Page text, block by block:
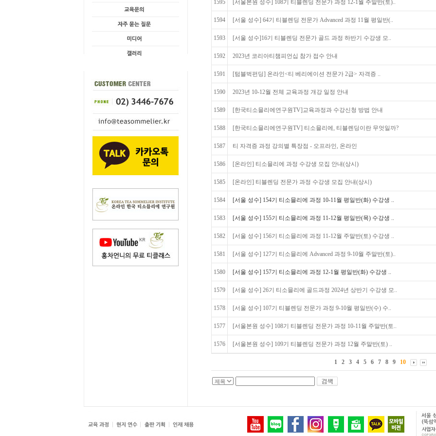
1595 [서울본원 성수] 108기 티블렌딩 전문가 과정 12-1월 주말반(토)..
1594 [서울 성수] 64기 티블렌딩 전문가 Advanced 과정 11월 평일반(..
1593 [서울 성수]16기 티블렌딩 전문가 골드 과정 하반기 수강생 모..
1592 2023년 코리아티챔피언십 참가 접수 안내
1591 [텀블벅펀딩] 온라인<티 베리에이션 전문가 2급> 자격증 ..
1590 2023년 10-12월 전체 교육과정 개강 일정 안내
1589 [한국티소믈리에연구원TV]교육과정과 수강신청 방법 안내
1588 [한국티소믈리에연구원TV] 티소믈리에, 티블렌딩이란 무엇일까?
1587 티 자격증 과정 강의별 특장점 - 오프라인, 온라인
1586 [온라인] 티소믈리에 과정 수강생 모집 안내(상시)
1585 [온라인] 티블렌딩 전문가 과정 수강생 모집 안내(상시)
1584 [서울 성수] 154기 티소믈리에 과정 10-11월 평일반(화) 수강생 ..
1583 [서울 성수] 155기 티소믈리에 과정 11-12월 평일반(목) 수강생 ..
1582 [서울 성수] 156기 티소믈리에 과정 11-12월 주말반(토) 수강생 ..
1581 [서울 성수] 127기 티소믈리에 Advanced 과정 9-10월 주말반(토)..
1580 [서울 성수] 157기 티소믈리에 과정 12-1월 평일반(화) 수강생 ..
1579 [서울 성수] 26기 티소믈리에 골드과정 2024년 상반기 수강생 모..
1578 [서울 성수] 107기 티블렌딩 전문가 과정 9-10월 평일반(수) 수..
1577 [서울본원 성수] 108기 티블렌딩 전문가 과정 10-11월 주말반(토..
1576 [서울본원 성수] 109기 티블렌딩 전문가 과정 12월 주말반(토) ..
1 2 3 4 5 6 7 8 9 10